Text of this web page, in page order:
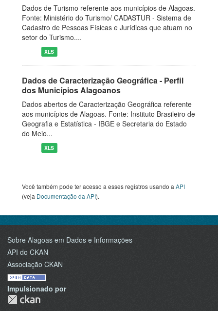
Dados de Turismo referente aos municípios de Alagoas.
Fonte: Ministério do Turismo/ CADASTUR - Sistema de
Cadastro de Pessoas Físicas e Jurídicas que atuam no
setor do Turismo....
XLS
Dados de Caracterização Geográfica - Perfil
dos Municípios Alagoanos
Dados abertos de Caracterização Geográfica referente
aos municípios de Alagoas. Fonte: Instituto Brasileiro de
Geografia e Estatística - IBGE e Secretaria do Estado
do Meio...
XLS
Você também pode ter acesso a esses registros usando a API
(veja Documentação da API).
Sobre Alagoas em Dados e Informações
API do CKAN
Associação CKAN
Impulsionado por